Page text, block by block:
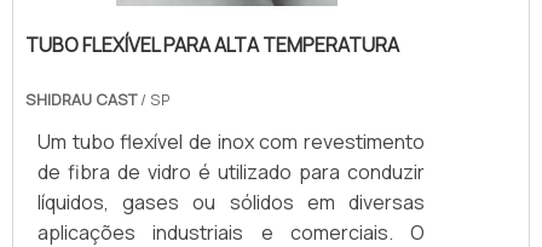
TUBO FLEXÍVEL PARA ALTA TEMPERATURA
SHIDRAU CAST/ SP
Um tubo flexível de inox com revestimento
de fibra de vidro é utilizado para conduzir
líquidos, gases ou sólidos em diversas
aplicações industriais e comerciais. O